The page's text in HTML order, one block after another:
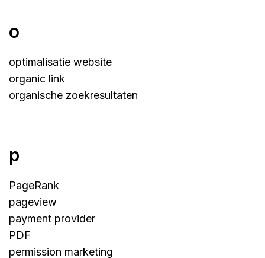
o
optimalisatie website
organic link
organische zoekresultaten
p
PageRank
pageview
payment provider
PDF
permission marketing